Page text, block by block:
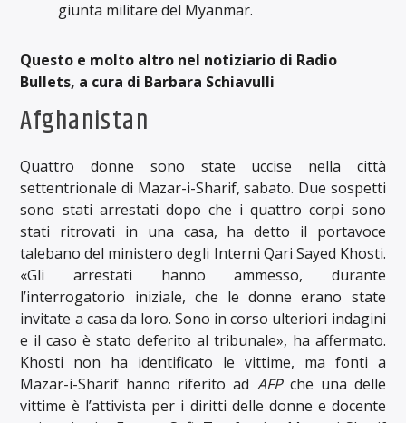
giunta militare del Myanmar.
Questo e molto altro nel notiziario di Radio
Bullets, a cura di Barbara Schiavulli
Afghanistan
Quattro donne sono state uccise nella città
settentrionale di Mazar-i-Sharif, sabato. Due sospetti
sono stati arrestati dopo che i quattro corpi sono
stati ritrovati in una casa, ha detto il portavoce
talebano del ministero degli Interni Qari Sayed Khosti.
«Gli arrestati hanno ammesso, durante
l’interrogatorio iniziale, che le donne erano state
invitate a casa da loro. Sono in corso ulteriori indagini
e il caso è stato deferito al tribunale», ha affermato.
Khosti non ha identificato le vittime, ma fonti a
Mazar-i-Sharif hanno riferito ad AFPche una delle
vittime è l’attivista per i diritti delle donne e docente